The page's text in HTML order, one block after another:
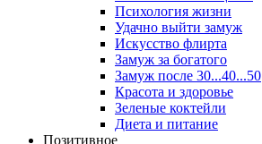
Психология жизни
Удачно выйти замуж
Искусство флирта
Замуж за богатого
Замуж после 30...40...50
Красота и здоровье
Зеленые коктейли
Диета и питание
Позитивное